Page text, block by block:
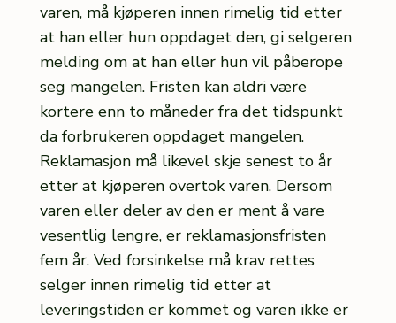
varen, må kjøperen innen rimelig tid etter
at han eller hun oppdaget den, gi selgeren
melding om at han eller hun vil påberope
seg mangelen. Fristen kan aldri være
kortere enn to måneder fra det tidspunkt
da forbrukeren oppdaget mangelen.
Reklamasjon må likevel skje senest to år
etter at kjøperen overtok varen. Dersom
varen eller deler av den er ment å vare
vesentlig lengre, er reklamasjonsfristen
fem år. Ved forsinkelse må krav rettes
selger innen rimelig tid etter at
leveringstiden er kommet og varen ikke er